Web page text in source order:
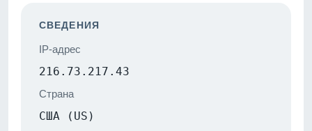
СВЕДЕНИЯ
IP-адрес
216.73.217.43
Страна
США (US)